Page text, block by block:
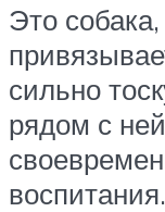
Это
сильно
рядом с
воспитания.